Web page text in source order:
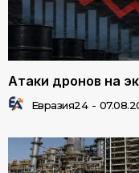
Атаки дронов на
Евразия24 -